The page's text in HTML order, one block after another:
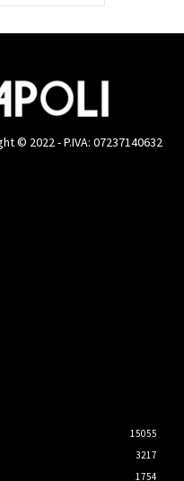
© 2022 - P.IVA: 07237140632
15055
3217
1754